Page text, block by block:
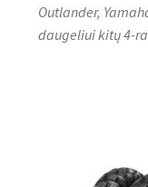
Outlander,
daugeliui kitų 4-